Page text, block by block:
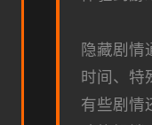
隐藏剧情
时间、特
有些剧情